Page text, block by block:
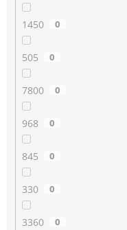
1450 0
505 0
7800 0
968 0
845 0
330 0
3360 0